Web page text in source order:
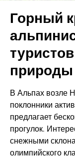
Горный
природы
В Альпах возле
поклонники
предлагает
прогулок.
снежными
олимпийского